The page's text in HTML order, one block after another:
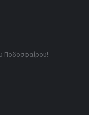
Ποδοσφαίρου!